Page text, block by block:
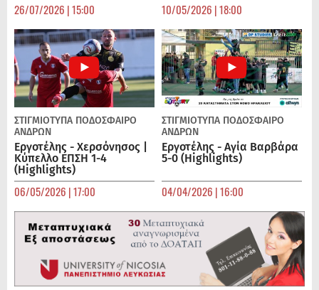
26/07/2026 | 15:00 10/05/2026 | 18:00
ΣΤΙΓΜΙΟΤΥΠΑ ΠΟΔΌΣΦΑΙΡΟ
ΑΝΔΡΏΝ
Εργοτέλης - Χερσόνησος |
Κύπελλο ΕΠΣΗ 1-4
(Highlights)
06/05/2026 | 17:00
ΣΤΙΓΜΙΟΤΥΠΑ ΠΟΔΌΣΦΑΙΡΟ
ΑΝΔΡΏΝ
Εργοτέλης - Αγία Βαρβάρα
5-0 (Highlights)
04/04/2026 | 16:00